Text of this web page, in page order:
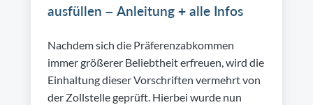
ausfüllen – Anleitung + alle Infos
Nachdem sich die Präferenzabkommen
immer größerer Beliebtheit erfreuen, wird die
Einhaltung dieser Vorschriften vermehrt von
der Zollstelle geprüft. Hierbei wurde nun